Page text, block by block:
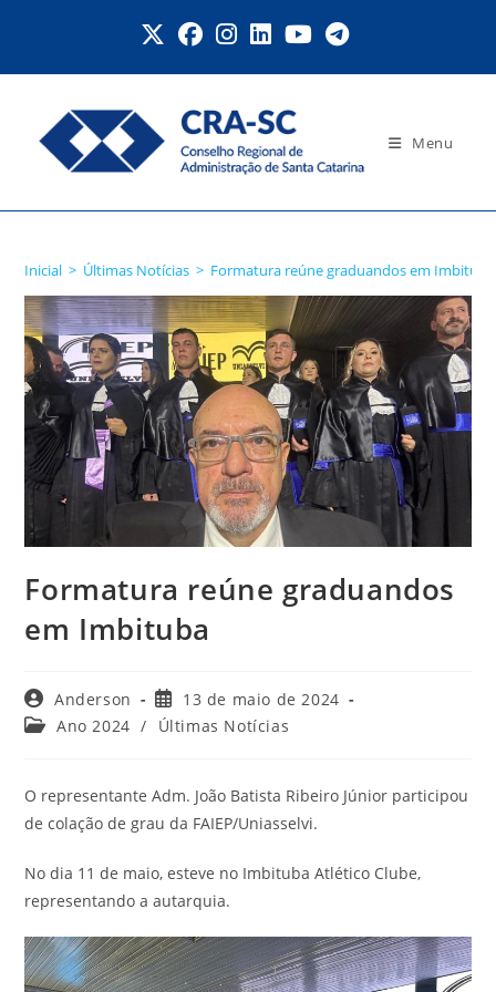
Menu
Inicial > Últimas Notícias > Formatura reúne graduandos em Imbituba
Formatura reúne graduandos
em Imbituba
Autor
do
post:
Anderson
Post
publicado:
13 de maio de 2024
Categoria
Ano 2024 / Últimas Notícias
O representante Adm. João Batista Ribeiro Júnior participou
de colação de grau da FAIEP/Uniasselvi.
No dia 11 de maio, esteve no Imbituba Atlético Clube,
representando a autarquia.